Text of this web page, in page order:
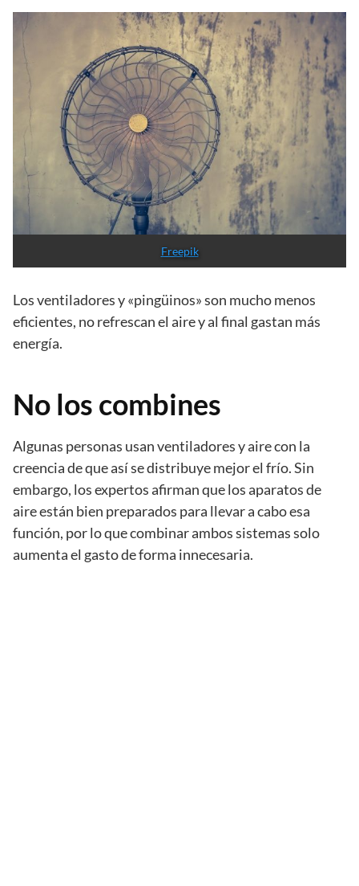
Freepik
Los ventiladores y «pingüinos» son mucho menos
eficientes, no refrescan el aire y al final gastan más
energía.
No los combines
Algunas personas usan ventiladores y aire con la
creencia de que así se distribuye mejor el frío. Sin
embargo, los expertos afirman que los aparatos de
aire están bien preparados para llevar a cabo esa
función, por lo que combinar ambos sistemas solo
aumenta el gasto de forma innecesaria.